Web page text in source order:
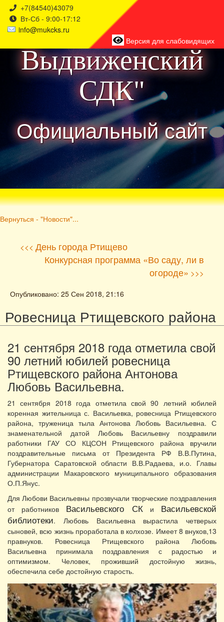
+7(84540)43079
Вт-Сб - 9:00-17:12
info@mukcks.ru
Версия для слабовидящих
района
Выдвиженский
СДК"
Официальный сайт
Вернуться - "Новости"...
<<< День города Ртищево
Конкурсная программа «Во саду, ли в
огороде» >>>
Опубликовано: 25 Сен 2018, 21:16
Ровесница Ртищевского района
21 сентября 2018 года отметила свой
90 летний юбилей ровесница
Ртищевского района Антонова
Любовь Васильевна.
21 сентября 2018 года отметила свой 90 летний юбилей
коренная жительница с. Васильевка, ровесница Ртищевского
района, труженица тыла Антонова Любовь Васильевна. С
знаменательной датой Любовь Васильевну поздравили
работники ГАУ СО КЦСОН Ртищевского района вручили
поздравительные письма от Президента РФ В.В.Путина,
Губернатора Саратовской области В.В.Радаева, и.о. Главы
администрации Макаровского муниципального образования
О.П.Янус.
Для Любови Васильевны прозвучали творческие поздравления
от работников Васильевского СКи Васильевской
библиотеки. Любовь Васильевна вырастила четверых
сыновей, всю жизнь проработала в колхозе. Имеет 8 внуков,13
правнуков. Ровесница Ртищевского района Любовь
Васильевна принимала поздравления с радостью и
оптимизмом. Человек, проживший достойную жизнь,
обеспечила себе достойную старость.